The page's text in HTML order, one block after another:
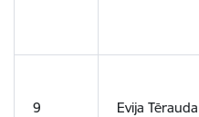
9 Evija Tērauda